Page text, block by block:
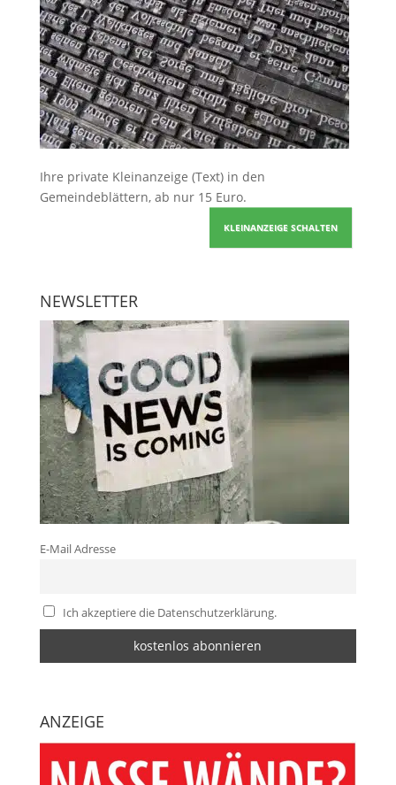
Ihre private Kleinanzeige (Text) in den
Gemeindeblättern, ab nur 15 Euro.
KLEINANZEIGE SCHALTEN
NEWSLETTER
E-Mail Adresse
Ich akzeptiere die Datenschutzerklärung.
ANZEIGE